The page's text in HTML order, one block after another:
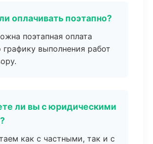
оплачивать поэтапно?
поэтапная оплата
графику выполнения работ
ли вы с юридическими
как с частными, так и с